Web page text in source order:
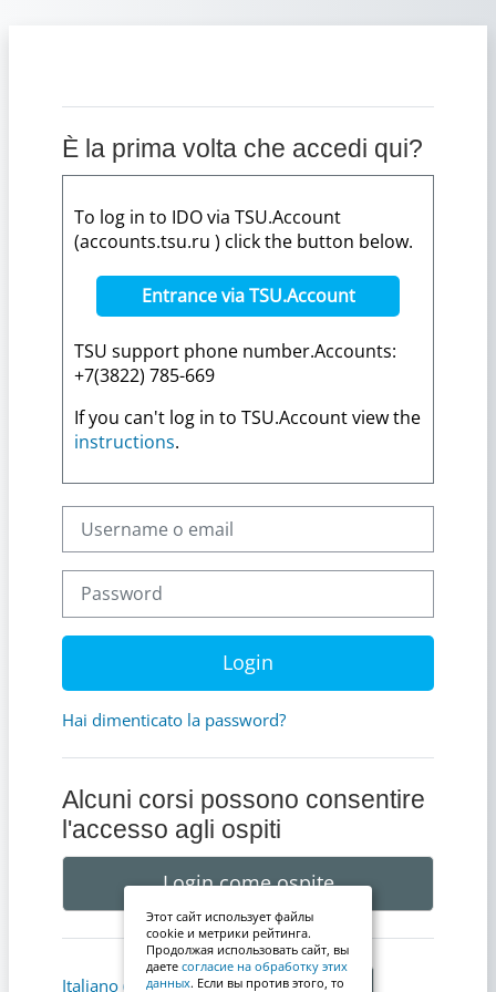
È la prima volta che accedi qui?
To log in to IDO via TSU.Account
(accounts.tsu.ru ) click the button below.
Entrance via TSU.Account
TSU support phone number.Accounts:
+7(3822) 785-669
If you can't log in to TSU.Account view the
instructions.
Login
Hai dimenticato la password?
Alcuni corsi possono consentire
l'accesso agli ospiti
Login come ospite
Italiano ‎(it)‎ Informativa cookie
Этот сайт использует файлы
cookie и метрики рейтинга.
Продолжая использовать сайт, вы
даете согласие на обработку этих
данных. Если вы против этого, то